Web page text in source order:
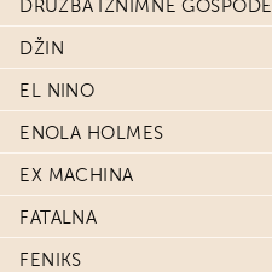
DRUŽBA IZNIMNE GOSPODE
DŽIN
EL NINO
ENOLA HOLMES
EX MACHINA
FATALNA
FENIKS